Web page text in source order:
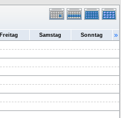
Freitag Samstag Sonntag »